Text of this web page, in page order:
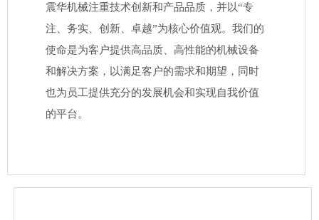
震华机械注重技术创新和产品品质，并以“专
注、务实、创新、卓越”为核心价值观。我们的
使命是为客户提供高品质、高性能的机械设备
和解决方案，以满足客户的需求和期望，同时
也为员工提供充分的发展机会和实现自我价值
的平台。